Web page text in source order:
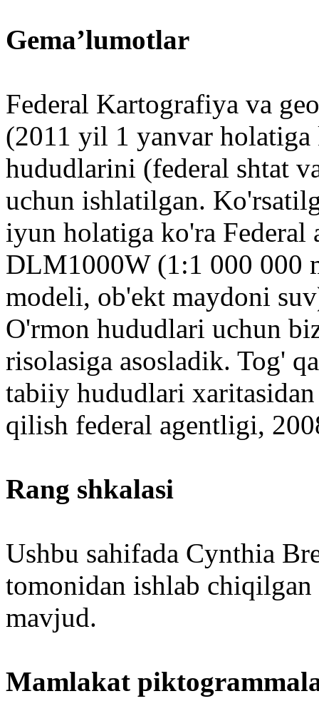
Gemaʼlumotlar
Federal Kartografiya va
(2011 yil 1 yanvar
hududlarini (federal shtat
uchun ishlatilgan.
iyun holatiga ko'ra
DLM1000W (1:1 000 000
modeli, ob'ekt maydoni
O'rmon hududlari uchun
risolasiga asosladik. Tog'
tabiiy hududlari
qilish federal agentligi,
Rang shkalasi
Ushbu sahifada Cynthia
tomonidan ishlab
mavjud.
Mamlakat